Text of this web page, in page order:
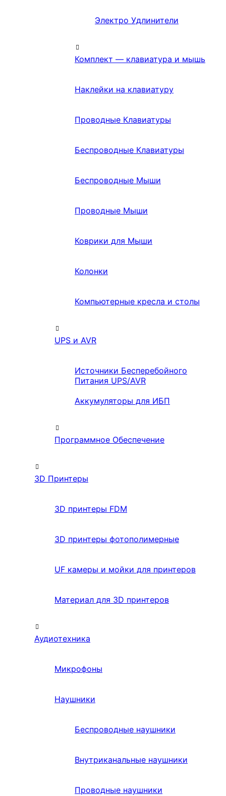
Электро Удлинители
Комплект — клавиатура и мышь
Наклейки на клавиатуру
Проводные Клавиатуры
Беспроводные Клавиатуры
Беспроводные Мыши
Проводные Мыши
Коврики для Мыши
Колонки
Компьютерные кресла и столы
UPS и AVR
Источники Бесперебойного
Питания UPS/AVR
Аккумуляторы для ИБП
Программное Обеспечение
3D Принтеры
3D принтеры FDM
3D принтеры фотополимерные
UF камеры и мойки для принтеров
Материал для 3D принтеров
Аудиотехника
Микрофоны
Наушники
Беспроводные наушники
Внутриканальные наушники
Проводные наушники